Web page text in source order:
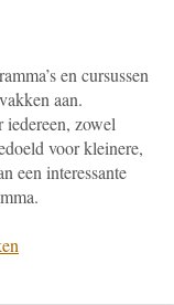
en cursussen
aan.
zowel
voor kleinere,
een interessante